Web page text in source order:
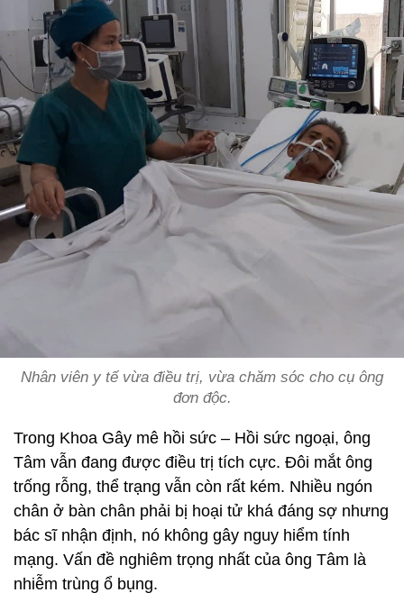
Nhân viên y tế vừa điều trị, vừa chăm sóc cho cụ ông
đơn độc.
Trong Khoa Gây mê hồi sức – Hồi sức ngoại, ông
Tâm vẫn đang được điều trị tích cực. Đôi mắt ông
trống rỗng, thể trạng vẫn còn rất kém. Nhiều ngón
chân ở bàn chân phải bị hoại tử khá đáng sợ nhưng
bác sĩ nhận định, nó không gây nguy hiểm tính
mạng. Vấn đề nghiêm trọng nhất của ông Tâm là
nhiễm trùng ổ bụng.